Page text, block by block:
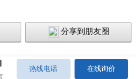
分享到朋友圈
热线电话 在线询价